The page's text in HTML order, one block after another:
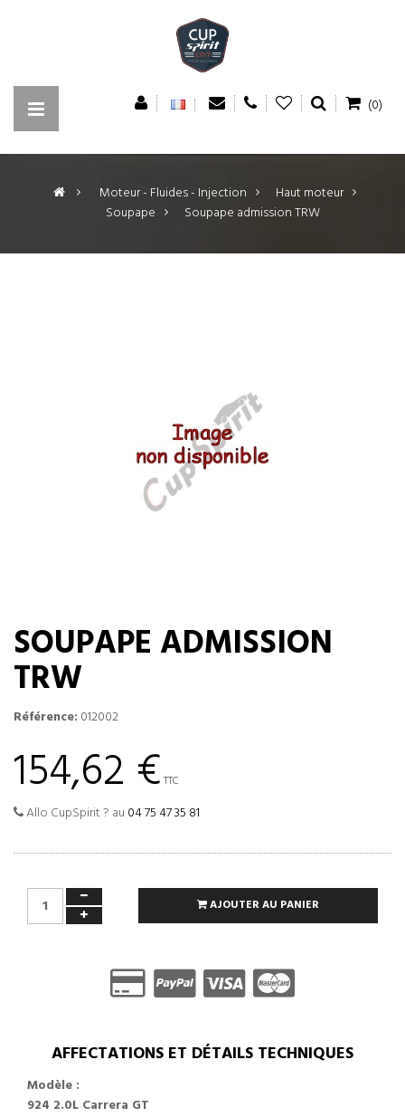
(0)
> Moteur - Fluides - Injection >
Haut moteur
Soupape > Soupape admission TRW
SOUPAPE ADMISSION
TRW
Référence: 012002
154,62 € TTC
Allo CupSpirit ? au 04 75 47 35 81
AJOUTER AU PANIER
AFFECTATIONS ET DÉTAILS TECHNIQUES
Modèle :
924 2.0L Carrera GT